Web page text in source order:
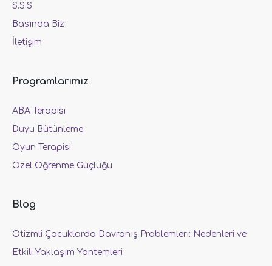
S.S.S
Basında Biz
İletişim
Programlarımız
ABA Terapisi
Duyu Bütünleme
Oyun Terapisi
Özel Öğrenme Güçlüğü
Blog
Otizmli Çocuklarda Davranış Problemleri: Nedenleri ve
Etkili Yaklaşım Yöntemleri